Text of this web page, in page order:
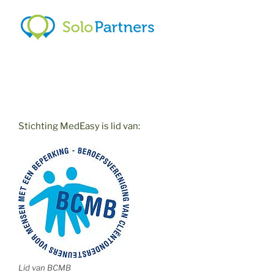
Stichting MedEasy is lid van:
Lid van BCMB